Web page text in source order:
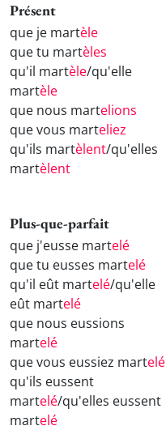
Présent
que je martèle
que tu martèles
qu'il martèle/qu'elle
martèle
que nous martelions
que vous marteliez
qu'ils martèlent/qu'elles
martèlent
Plus-que-parfait
que j'eusse martelé
que tu eusses martelé
qu'il eût martelé/qu'elle
eût martelé
que nous eussions
martelé
que vous eussiez martelé
qu'ils eussent
martelé/qu'elles eussent
martelé